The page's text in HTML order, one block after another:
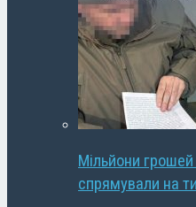
Мільйони грошей
спрямували на